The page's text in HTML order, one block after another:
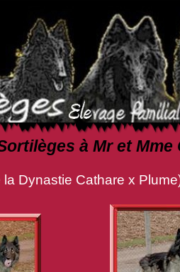
à Mr et
Cathare x